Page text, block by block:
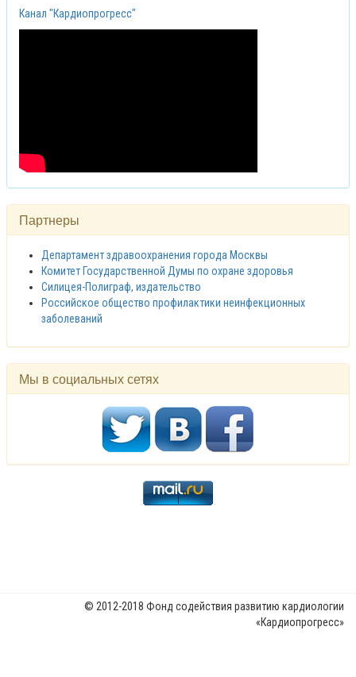
Канал "Кардиопрогресс"
Партнеры
Департамент здравоохранения города Москвы
Комитет Государственной Думы по охране здоровья
Силицея-Полиграф, издательство
Российское общество профилактики неинфекционных
заболеваний
Мы в социальных сетях
© 2012-2018 Фонд содействия развитию кардиологии
«Кардиопрогресс»